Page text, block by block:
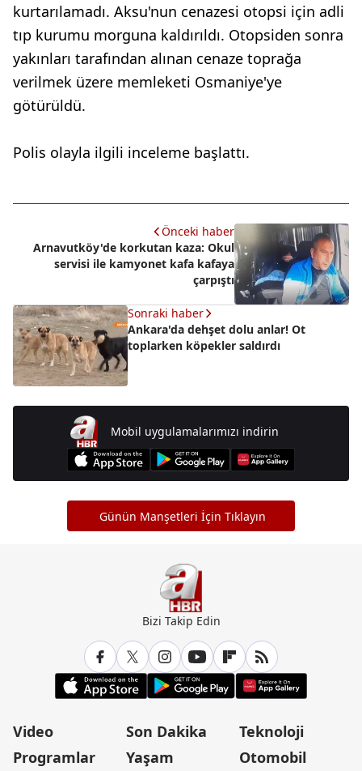
kurtarılamadı. Aksu'nun cenazesi otopsi için adli
tıp kurumu morguna kaldırıldı. Otopsiden sonra
yakınları tarafından alınan cenaze toprağa
verilmek üzere memleketi Osmaniye'ye
götürüldü.
Polis olayla ilgili inceleme başlattı.
Önceki haber
Arnavutköy'de korkutan kaza: Okul
servisi ile kamyonet kafa kafaya
çarpıştı
Sonraki haber
Ankara'da dehşet dolu anlar! Ot
toplarken köpekler saldırdı
Mobil uygulamalarımızı indirin
Günün Manşetleri İçin Tıklayın
Bizi Takip Edin
Video
Programlar
Son Dakika
Yaşam
Teknoloji
Otomobil